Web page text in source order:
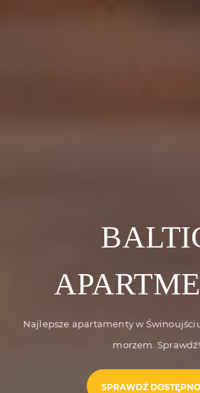
Najlepsze apartamenty w
morzem. Sprawdź!
SPRAWDŹ